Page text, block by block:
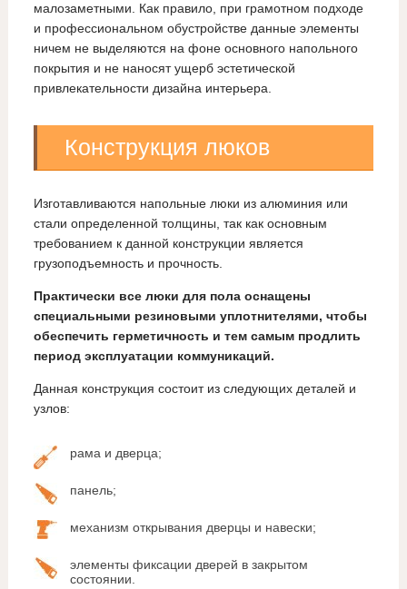
малозаметными. Как правило, при грамотном подходе
и профессиональном обустройстве данные элементы
ничем не выделяются на фоне основного напольного
покрытия и не наносят ущерб эстетической
привлекательности дизайна интерьера.
Конструкция люков
Изготавливаются напольные люки из алюминия или
стали определенной толщины, так как основным
требованием к данной конструкции является
грузоподъемность и прочность.
Практически все люки для пола оснащены
специальными резиновыми уплотнителями, чтобы
обеспечить герметичность и тем самым продлить
период эксплуатации коммуникаций.
Данная конструкция состоит из следующих деталей и
узлов:
рама и дверца;
панель;
механизм открывания дверцы и навески;
элементы фиксации дверей в закрытом
состоянии.